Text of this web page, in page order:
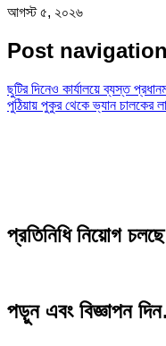
আগস্ট ৫, ২০২৬
Post navigation
ছুটির দিনেও কার্যালয়ে ব্যস্ত
পুঠিয়ায় পুকুর থেকে ভ্যান চালকের
প্রতিনিধি নিয়োগ
পড়ুন এবং বিজ্ঞাপন